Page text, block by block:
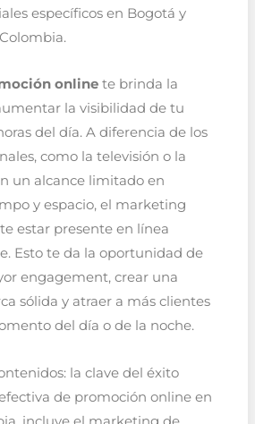
específicos en Bogotá y
onlinete brinda la
la visibilidad de tu
del día. A diferencia de los
como la televisión o la
un alcance limitado en
y espacio, el marketing
estar presente en línea
Esto te da la oportunidad de
engagement, crear una
sólida y atraer a más clientes
del día o de la noche.
la clave del éxito
de promoción online en